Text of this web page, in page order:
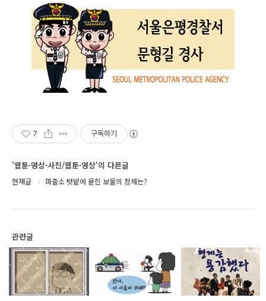
7 구독하기
'웹툰·영상·사진/웹툰·영상'의 다른글
현재글 파출소 텃밭에 묻힌 보물의 정체는?
관련글